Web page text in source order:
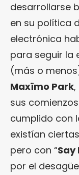
desarrollarse
en su política
electrónica
para seguir la
(más o
Maxïmo Park,
sus
cumplido con
existían
pero con “Say
por el